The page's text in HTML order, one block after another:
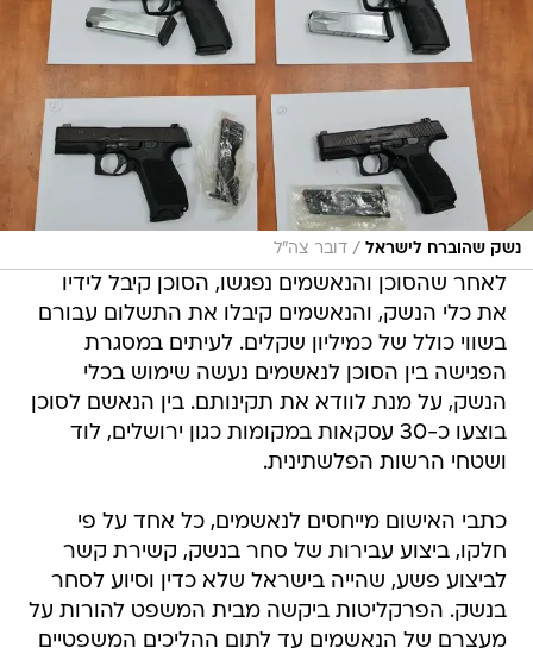
נשק שהוברח לישראל / דובר צה"ל
לאחר שהסוכן והנאשמים נפגשו, הסוכן קיבל לידיו
את כלי הנשק, והנאשמים קיבלו את התשלום עבורם
בשווי כולל של כמיליון שקלים. לעיתים במסגרת
הפגישה בין הסוכן לנאשמים נעשה שימוש בכלי
הנשק, על מנת לוודא את תקינותם. בין הנאשם לסוכן
בוצעו כ-30 עסקאות במקומות כגון ירושלים, לוד
ושטחי הרשות הפלשתינית.
כתבי האישום מייחסים לנאשמים, כל אחד על פי
חלקו, ביצוע עבירות של סחר בנשק, קשירת קשר
לביצוע פשע, שהייה בישראל שלא כדין וסיוע לסחר
בנשק. הפרקליטות ביקשה מבית המשפט להורות על
מעצרם של הנאשמים עד לתום ההליכים המשפטיים